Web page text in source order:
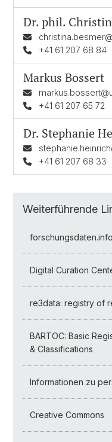
Dr. phil.
+41 61 207 68 84
Markus Bossert
+41 61 207 65 72
Dr. Stephanie
+41 61 207 68 33
Weiterführende
forschungsdaten.info
Digital Curation
re3data: registry of
BARTOC: Basic
& Classifications
Informationen zu
Creative Commons